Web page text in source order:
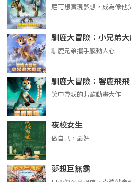
尼可想實現夢想，成為像他
馴鹿大冒險：小兄弟
馴鹿兄弟攜手感動人心
馴鹿大冒險：響鹿飛飛
笑中帶淚的北歐動畫大作
夜校女生
做自己，最好
夢想巨無霸